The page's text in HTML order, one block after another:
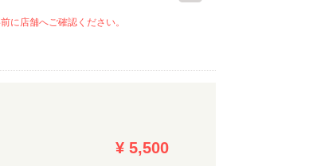
に店舗へご確認ください。
¥ 5,500